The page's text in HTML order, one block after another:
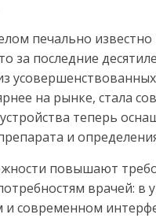
печально
за последние
на рынке, стала
теперь
и
повышают
врачей: в
и современном